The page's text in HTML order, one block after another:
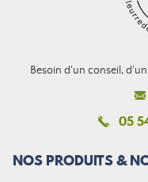
Besoin d'un conseil,
05
NOS PRODUITS &